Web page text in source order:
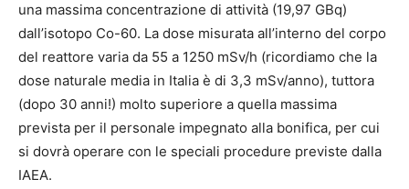
una massima concentrazione di attività (19,97 GBq)
dall’isotopo Co-60. La dose misurata all’interno del corpo
del reattore varia da 55 a 1250 mSv/h (ricordiamo che la
dose naturale media in Italia è di 3,3 mSv/anno), tuttora
(dopo 30 anni!) molto superiore a quella massima
prevista per il personale impegnato alla bonifica, per cui
si dovrà operare con le speciali procedure previste dalla
IAEA.